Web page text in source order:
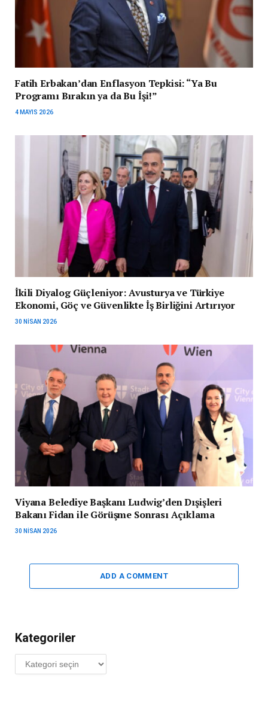
Fatih Erbakan’dan Enflasyon Tepkisi: “Ya Bu
Programı Bırakın ya da Bu İşi!”
4 MAYIS 2026
İkili Diyalog Güçleniyor: Avusturya ve Türkiye
Ekonomi, Göç ve Güvenlikte İş Birliğini Artırıyor
30 NISAN 2026
Viyana Belediye Başkanı Ludwig’den Dışişleri
Bakanı Fidan ile Görüşme Sonrası Açıklama
30 NISAN 2026
ADD A COMMENT
Kategoriler
Kategoriler